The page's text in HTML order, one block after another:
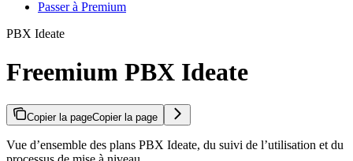
Passer à Premium
PBX Ideate
Freemium PBX Ideate
Copier la pageCopier la page
Vue d’ensemble des plans PBX Ideate, du suivi de l’utilisation et du